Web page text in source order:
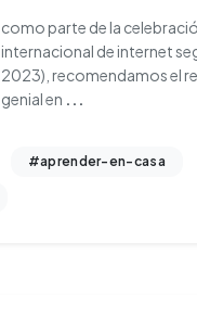
como parte de la
internacional de internet
2023), recomendamos el
genial en ...
#aprender-en-casa